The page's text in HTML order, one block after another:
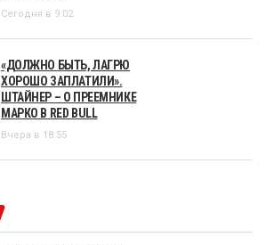
Сегодня в 9:02
«ДОЛЖНО БЫТЬ, ЛАГРЮ
ХОРОШО ЗАПЛАТИЛИ».
ШТАЙНЕР – О ПРЕЕМНИКЕ
МАРКО В RED BULL
Вчера в 18:55